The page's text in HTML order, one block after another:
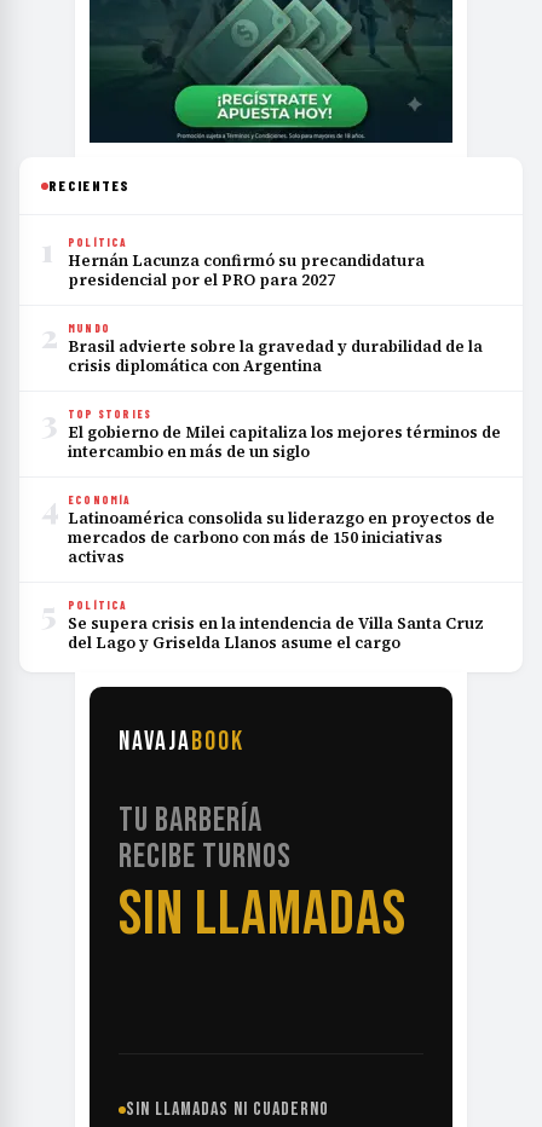
RECIENTES
1 POLÍTICA
Hernán Lacunza confirmó su precandidatura
presidencial por el PRO para 2027
2 MUNDO
Brasil advierte sobre la gravedad y durabilidad de la
crisis diplomática con Argentina
3 TOP STORIES
El gobierno de Milei capitaliza los mejores términos de
intercambio en más de un siglo
4 ECONOMÍA
Latinoamérica consolida su liderazgo en proyectos de
mercados de carbono con más de 150 iniciativas
activas
5 POLÍTICA
Se supera crisis en la intendencia de Villa Santa Cruz
del Lago y Griselda Llanos asume el cargo
NAVAJABOOK
TU BARBERÍA
RECIBE TURNOS
SIN LLAMADAS
SIN LLAMADAS NI CUADERNO